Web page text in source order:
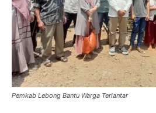
Pemkab Lebong Bantu Warga Terlantar